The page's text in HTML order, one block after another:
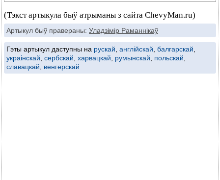
(Тэкст артыкула быў атрыманы з сайта ChevyMan.ru)
Артыкул быў правераны: Уладзімір Раманнікаў
Гэты артыкул даступны на рускай, англійскай, балгарскай,
украінскай, сербскай, харвацкай, румынскай, польскай,
славацкай, венгерскай